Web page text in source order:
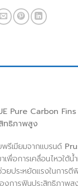
Pure Carbon
ทธิภาพสูง
รีเมียมจากแบรนด์
เพื่อการเคลื่อนไหวใต้
ยประหยัดแรงในการตี
งการฟินประสิทธิภาพสู